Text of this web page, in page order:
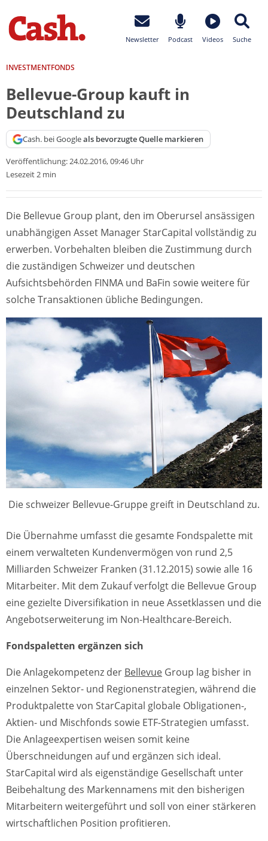
Newsletter Podcast Videos Suche
INVESTMENTFONDS
Bellevue-Group kauft in
Deutschland zu
Cash. bei Googleals bevorzugte Quelle markieren
Veröffentlichung:24.02.2016, 09:46 Uhr
Lesezeit 2 min
Die Bellevue Group plant, den im Oberursel ansässigen
unabhängigen Asset Manager StarCapital vollständig zu
erwerben. Vorbehalten bleiben die Zustimmung durch
die zuständigen Schweizer und deutschen
Aufsichtsbehörden FINMA und BaFin sowie weitere für
solche Transaktionen übliche Bedingungen.
Die schweizer Bellevue-Gruppe greift in Deutschland zu.
Die Übernahme umfasst die gesamte Fondspalette mit
einem verwalteten Kundenvermögen von rund 2,5
Milliarden Schweizer Franken (31.12.2015) sowie alle 16
Mitarbeiter. Mit dem Zukauf verfolgt die Bellevue Group
eine gezielte Diversifikation in neue Assetklassen und die
Angebotserweiterung im Non-Healthcare-Bereich.
Fondspaletten ergänzen sich
Die Anlagekompetenz der Bellevue Group lag bisher in
einzelnen Sektor- und Regionenstrategien, während die
Produktpalette von StarCapital globale Obligationen-,
Aktien- und Mischfonds sowie ETF-Strategien umfasst.
Die Anlageexpertisen weisen somit keine
Überschneidungen auf und ergänzen sich ideal.
StarCapital wird als eigenständige Gesellschaft unter
Beibehaltung des Markennamens mit den bisherigen
Mitarbeitern weitergeführt und soll von einer stärkeren
wirtschaftlichen Position profitieren.